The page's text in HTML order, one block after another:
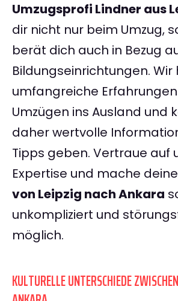
Umzugsprofi Lindner aus
dir nicht nur beim Umzug,
berät dich auch in Bezug
Bildungseinrichtungen. Wir
umfangreiche
Umzügen ins Ausland und
daher wertvolle
Tipps geben. Vertraue auf
Expertise und mache
von Leipzig nach Ankara
unkompliziert und
möglich.
KULTURELLE UNTERSCHIEDE